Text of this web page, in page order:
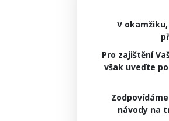
V
Pro zajištění
však uveďte
návody na